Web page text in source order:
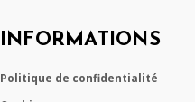
INFORMATIONS
Politique de confidentialité